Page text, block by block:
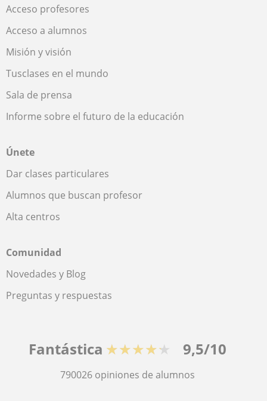
Acceso profesores
Acceso a alumnos
Misión y visión
Tusclases en el mundo
Sala de prensa
Informe sobre el futuro de la educación
Únete
Dar clases particulares
Alumnos que buscan profesor
Alta centros
Comunidad
Novedades y Blog
Preguntas y respuestas
Fantástica ★★★★★ 9,5/10
790026 opiniones de alumnos